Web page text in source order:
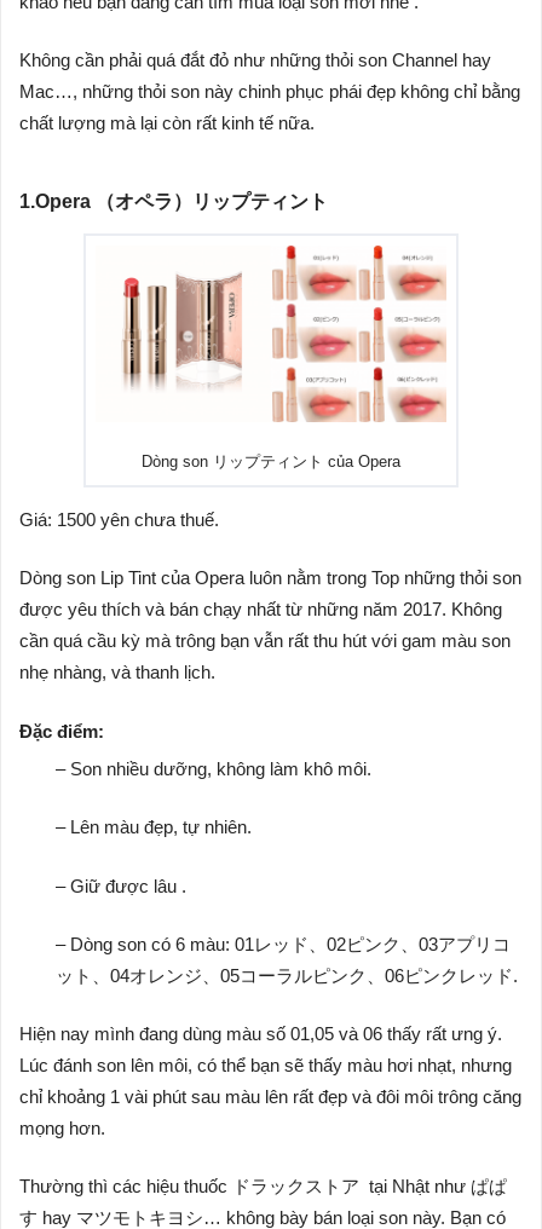
Không cần phải quá đắt đỏ như những thỏi son Channel hay
Mac…, những thỏi son này chinh phục phái đẹp không chỉ bằng
chất lượng mà lại còn rất kinh tế nữa.
1.Opera （オペラ）リップティント
Dòng son リップティント của Opera
Giá: 1500 yên chưa thuế.
Dòng son Lip Tint của Opera luôn nằm trong Top những thỏi son
được yêu thích và bán chạy nhất từ những năm 2017. Không
cần quá cầu kỳ mà trông bạn vẫn rất thu hút với gam màu son
nhẹ nhàng, và thanh lịch.
Đặc điểm:
– Son nhiều dưỡng, không làm khô môi.
– Lên màu đẹp, tự nhiên.
– Giữ được lâu .
– Dòng son có 6 màu: 01レッド、02ピンク、03アプリコ
ット、04オレンジ、05コーラルピンク、06ピンクレッド.
Hiện nay mình đang dùng màu số 01,05 và 06 thấy rất ưng ý.
Lúc đánh son lên môi, có thể bạn sẽ thấy màu hơi nhạt, nhưng
chỉ khoảng 1 vài phút sau màu lên rất đẹp và đôi môi trông căng
mọng hơn.
Thường thì các hiệu thuốc ドラックストア tại Nhật như ぱぱ
す hay マツモトキヨシ… không bày bán loại son này. Bạn có